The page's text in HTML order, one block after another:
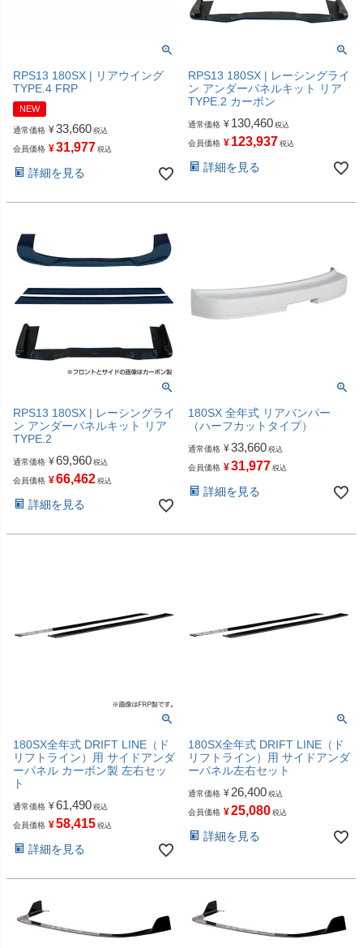
RPS13 180SX | リアウイング
TYPE.4 FRP
NEW
通常価格 ¥33,660 税込
会員価格 ¥31,977 税込
詳細を見る
RPS13 180SX | レーシングライ
ン アンダーパネルキット リア
TYPE.2 カーボン
通常価格 ¥ 130,460 税込
会員価格 ¥ 123,937 税込
詳細を見る
RPS13 180SX | レーシングライ
ン アンダーパネルキット リア
TYPE.2
通常価格 ¥69,960 税込
会員価格 ¥66,462 税込
詳細を見る
180SX 全年式 リアバンパー
（ハーフカットタイプ）
通常価格 ¥33,660 税込
会員価格 ¥31,977 税込
詳細を見る
180SX全年式 DRIFT LINE（ド
リフトライン）用 サイドアンダ
ーパネル カーボン製 左右セッ
ト
通常価格 ¥61,490 税込
会員価格 ¥58,415 税込
詳細を見る
180SX全年式 DRIFT LINE（ド
リフトライン）用 サイドアンダ
ーパネル左右セット
通常価格 ¥ 26,400 税込
会員価格 ¥25,080 税込
詳細を見る